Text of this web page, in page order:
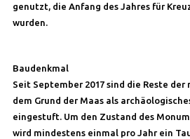
genutzt, die Anfang des Jahres für
wurden.
Baudenkmal
Seit September 2017 sind die Reste der
dem Grund der Maas als
eingestuft. Um den Zustand des
wird mindestens einmal pro Jahr ein